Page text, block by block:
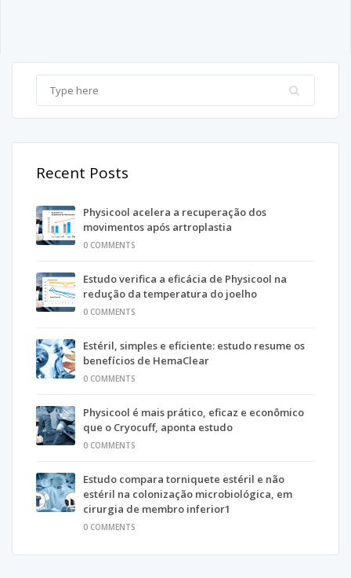
Recent Posts
Physicool acelera a recuperação dos
movimentos após artroplastia
0 COMMENTS
Estudo verifica a eficácia de Physicool na
redução da temperatura do joelho
0 COMMENTS
Estéril, simples e eficiente: estudo resume os
benefícios de HemaClear
0 COMMENTS
Physicool é mais prático, eficaz e econômico
que o Cryocuff, aponta estudo
0 COMMENTS
Estudo compara torniquete estéril e não
estéril na colonização microbiológica, em
cirurgia de membro inferior1
0 COMMENTS